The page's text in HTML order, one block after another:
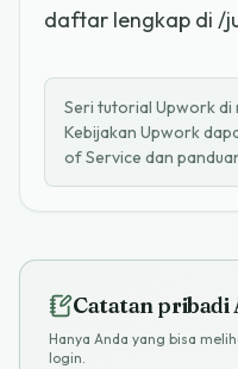
daftar lengkap di /
Seri tutorial Upwork
Kebijakan Upwork
of Service dan
Catatan pribadi
Hanya Anda yang bisa
login.